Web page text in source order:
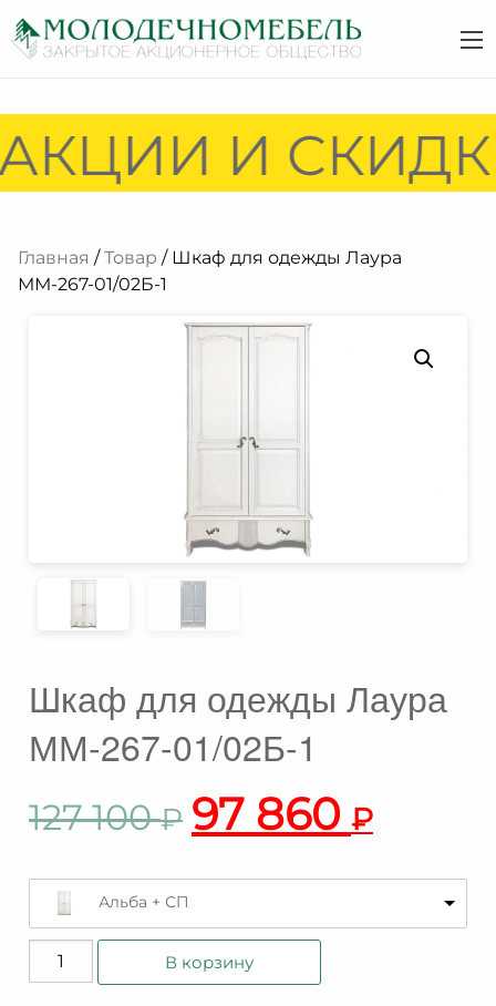
И
Главная /Товар / Шкаф для одежды Лаура
ММ-267-01/02Б-1
Шкаф для одежды Лаура
ММ-267-01/02Б-1
127 100₽ 97 860 ₽
Альба + СП
Количество
товара
В корзину